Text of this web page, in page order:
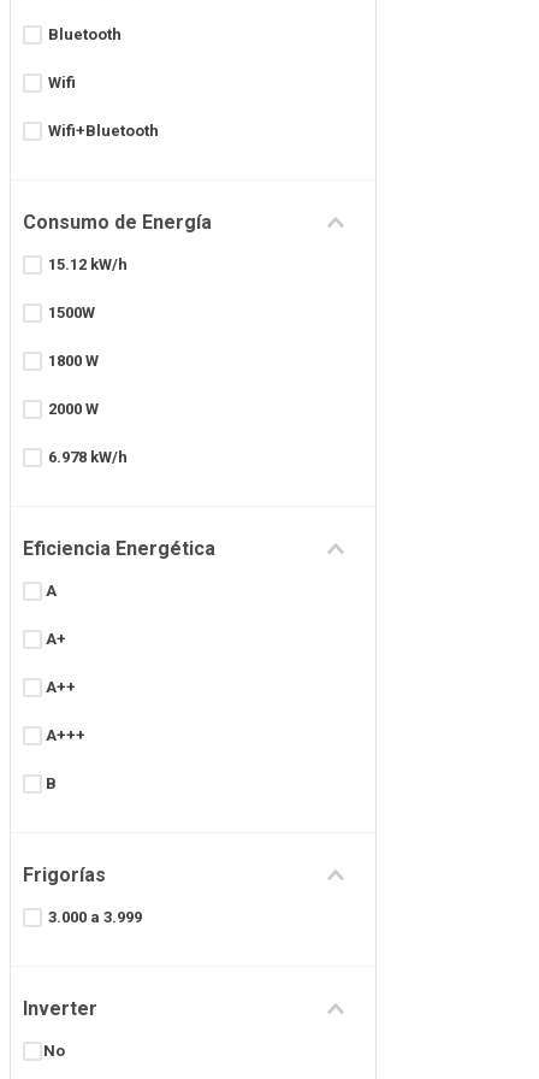
260 Lts
264 L
280 L
Bluetooth
Wifi
Wifi+Bluetooth
Consumo de Energía
15.12 kW/h
1500W
1800 W
2000 W
6.978 kW/h
7500 Kcal/Hs
8.72 kW/h
Eficiencia Energética
A
A+
A++
A+++
B
D
Frigorías
3.000 a 3.999
Inverter
No